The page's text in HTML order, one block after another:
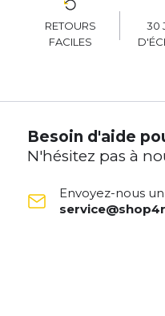
RETOURS
FACILES
30
Besoin d'aide
N'hésitez pas à
Envoyez-nous